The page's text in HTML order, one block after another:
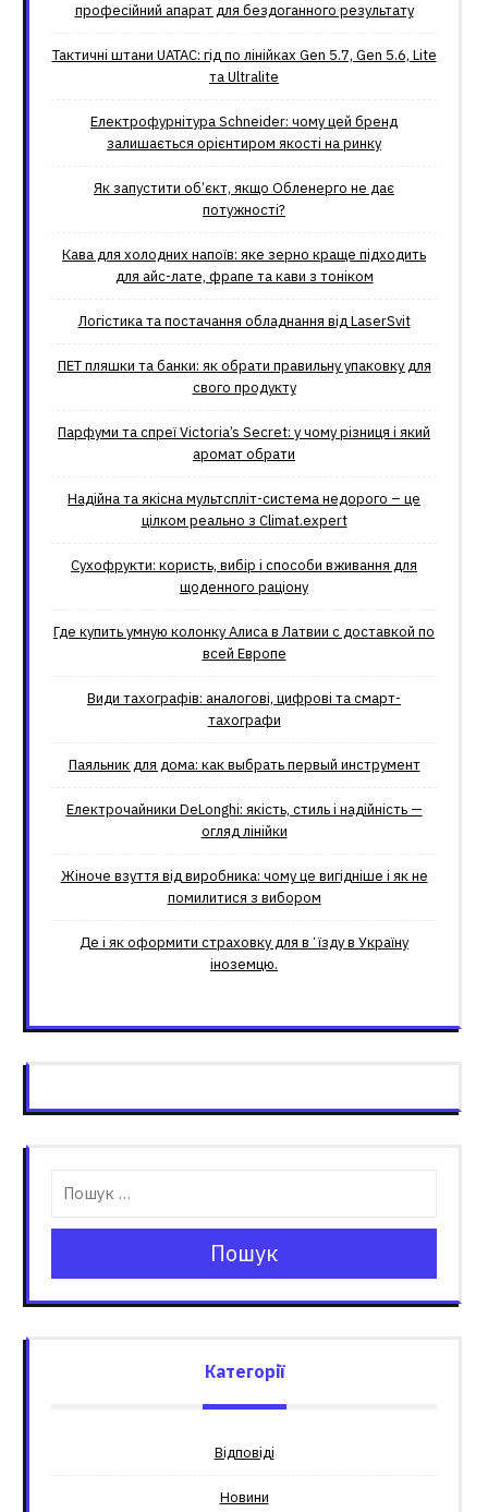
професійний апарат для бездоганного результату
Тактичні штани UATAC: гід по лінійках Gen 5.7, Gen 5.6, Lite
та Ultralite
Електрофурнітура Schneider: чому цей бренд
залишається орієнтиром якості на ринку
Як запустити об’єкт, якщо Обленерго не дає
потужності?
Кава для холодних напоїв: яке зерно краще підходить
для айс-лате, фрапе та кави з тоніком
Логістика та постачання обладнання від LaserSvit
ПЕТ пляшки та банки: як обрати правильну упаковку для
свого продукту
Парфуми та спреї Victoria’s Secret: у чому різниця і який
аромат обрати
Надійна та якісна мультспліт-система недорого – це
цілком реально з Climat.еxpert
Сухофрукти: користь, вибір і способи вживання для
щоденного раціону
Где купить умную колонку Алиса в Латвии с доставкой по
всей Европе
Види тахографів: аналогові, цифрові та смарт-
тахографи
Паяльник для дома: как выбрать первый инструмент
Електрочайники DeLonghi: якість, стиль і надійність —
огляд лінійки
Жіноче взуття від виробника: чому це вигідніше і як не
помилитися з вибором
Де і як оформити страховку для вʼїзду в Україну
іноземцю.
Пошук
Категорії
Відповіді
Новини